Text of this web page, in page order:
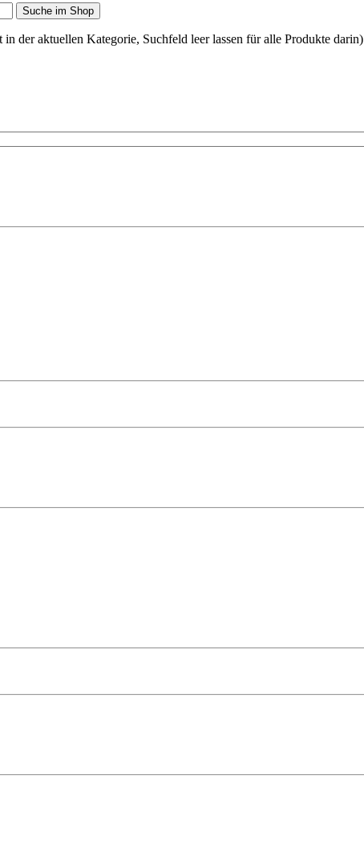
Suche im Shop
der aktuellen Kategorie, Suchfeld leer lassen für alle Produkte darin)